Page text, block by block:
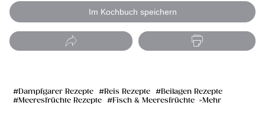
Im Kochbuch speichern
Dampfgarer Rezepte Reis Rezepte
Beilagen Rezepte
Meeresfrüchte Rezepte
Fisch & Meeresfrüchte Mehr